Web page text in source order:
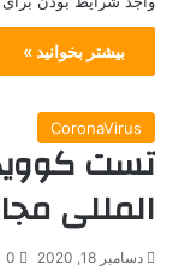
بیشتر بخوانید »
CoronaVirus
تست
المللی
دسامبر 18, 2020 0